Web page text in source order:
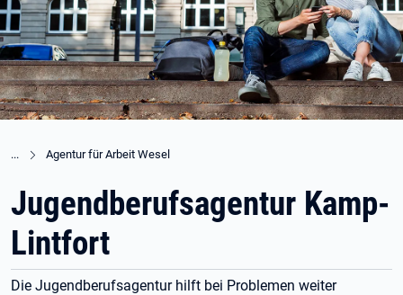
Agentur für Arbeit Wesel
Jugendberufsagentur Kamp-
Lintfort
Die Jugendberufsagentur hilft bei Problemen weiter